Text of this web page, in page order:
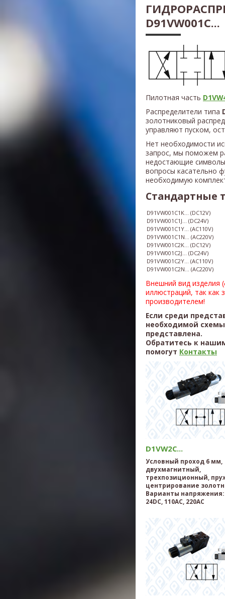
D91VW001C...
Пилотная часть
Распределители типа
золотниковый
управляют пуском,
Нет необходимости
запрос, мы поможем
недостающие
вопросы касательно
необходимую
Стандартные
D91VW001C1K... (DC12V)
D91VW001C1J... (DC24V)
D91VW001C1Y... (AC110V)
​D91VW001C1N... (AC220V)
D91VW001C2K... (DC12V)
D91VW001C2J... (DC24V)
D91VW001C2Y... (AC110V)
D91VW001C2N... (AC220V)
Внешний вид изделия
иллюстраций, так как
производителем!
Если среди
необходимой
представлена.
Обратитесь к
помогут Контакты
D1VW2C...
Условный проход 6 мм,
двухмагнитный,
трехпозиционный,
центрирование
Варианты напряжения:
24DC, 110AC, 220AC